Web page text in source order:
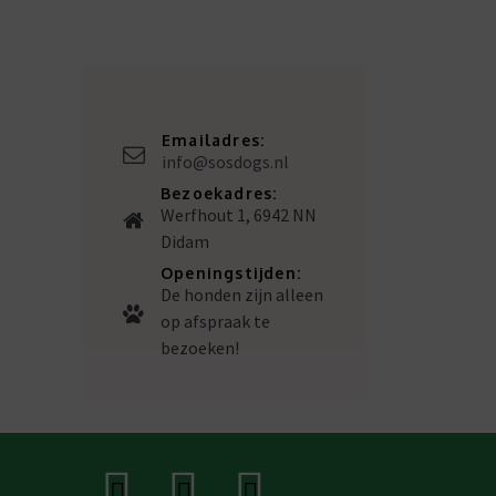
Emailadres:
info@sosdogs.nl
Bezoekadres:
Werfhout 1, 6942 NN
Didam
Openingstijden:
De honden zijn alleen
op afspraak te
bezoeken!